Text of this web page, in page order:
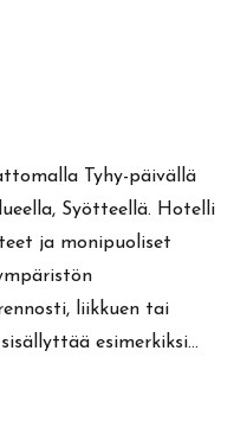
Tyhy-päivällä
Syötteellä. Hotelli
ja monipuoliset
liikkuen tai
esimerkiksi…